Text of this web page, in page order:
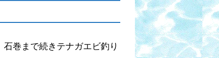
巻まで続きテナガエビ釣り